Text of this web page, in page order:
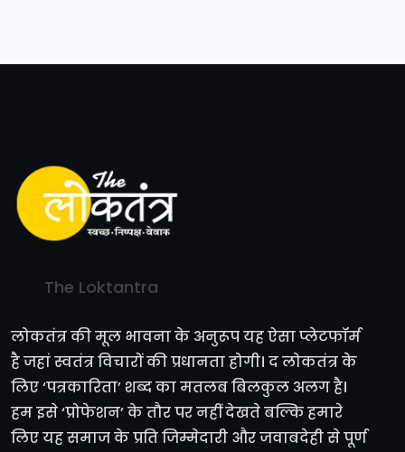
The Loktantra
लोकतंत्र की मूल भावना के अनुरूप यह ऐसा प्लेटफॉर्म
है जहां स्वतंत्र विचारों की प्रधानता होगी। द लोकतंत्र के
लिए ‘पत्रकारिता’ शब्द का मतलब बिलकुल अलग है।
हम इसे ‘प्रोफेशन’ के तौर पर नहीं देखते बल्कि हमारे
लिए यह समाज के प्रति जिम्मेदारी और जवाबदेही से पूर्ण